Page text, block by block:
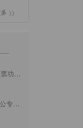
功能
专业